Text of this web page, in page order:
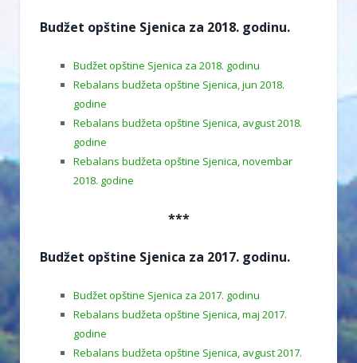
Budžet opštine Sjenica za 2018. godinu.
Budžet opštine Sjenica za 2018. godinu
Rebalans budžeta opštine Sjenica, jun 2018.
godine
Rebalans budžeta opštine Sjenica, avgust 2018.
godine
Rebalans budžeta opštine Sjenica, novembar
2018. godine
***
Budžet opštine Sjenica za 2017. godinu.
Budžet opštine Sjenica za 2017. godinu
Rebalans budžeta opštine Sjenica, maj 2017.
godine
Rebalans budžeta opštine Sjenica, avgust 2017.